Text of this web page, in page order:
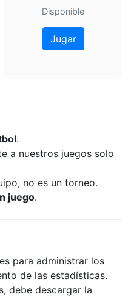
Disponible
Jugar
.
a nuestros juegos solo
no es un torneo.
juego.
para administrar los
de las estadísticas.
debe descargar la